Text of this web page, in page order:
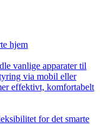
hjem
vanlige apparater til
via mobil eller
effektivt, komfortabelt
for det smarte